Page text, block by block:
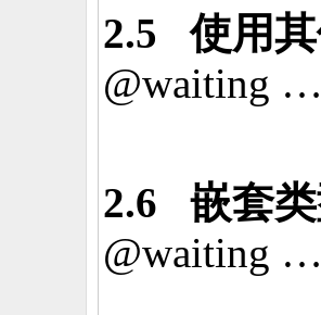
2.5使用
@waiting
2.6 嵌套
@waiting